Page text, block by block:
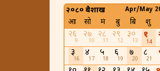
२०८० बैशाख Apr/May
आ सो मं बु बि शु
२६
9
२७
10
२८
11
२९
12
३०
13
१
14
३
16
४
17
५
18
६
19
७
20
८
21